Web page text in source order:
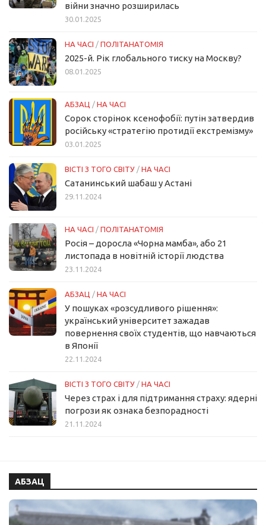
війни значно розширилась
30.01.2025
НА ЧАСІ / ПОЛІТАНАТОМІЯ
2025-й. Рік глобального тиску на Москву?
08.01.2025
АБЗАЦ / НА ЧАСІ
Сорок сторінок ксенофобії: путін затвердив
російську «стратегію протидії екстремізму»
03.01.2025
ВІСТІ З ТОГО СВІТУ / НА ЧАСІ
Сатанинський шабаш у Астані
29.11.2024
НА ЧАСІ / ПОЛІТАНАТОМІЯ
Росія – доросла «Чорна мамба», або 21
листопада в новітній історії людства
23.11.2024
АБЗАЦ / НА ЧАСІ
У пошуках «розсудливого рішення»:
український університет зажадав
повернення своїх студентів, що навчаються
в Японії
22.11.2024
ВІСТІ З ТОГО СВІТУ / НА ЧАСІ
Через страх і для підтримання страху: ядерні
погрози як ознака безпорадності
21.11.2024
АБЗАЦ